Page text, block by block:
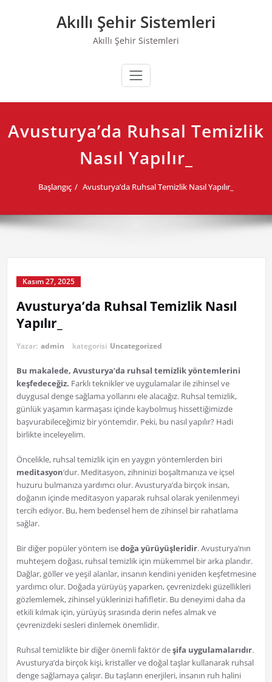
Akıllı Şehir Sistemleri
Akıllı Şehir Sistemleri
Avusturya’da Ruhsal Temizlik
Nasıl Yapılır_
Başlangıç Avusturya’da Ruhsal Temizlik Nasıl Yapılır_
Kasım 27, 2025
Avusturya’da Ruhsal Temizlik Nasıl
Yapılır_
Yazar: admin kategorisi Uncategorized
Bu makalede, Avusturya’da ruhsal temizlik yöntemlerini
keşfedeceğiz. Farklı teknikler ve uygulamalar ile zihinsel ve
duygusal denge sağlama yollarını ele alacağız. Ruhsal temizlik,
günlük yaşamın karmaşası içinde kaybolmuş hissettiğimizde
başvurabileceğimiz bir yöntemdir. Peki, bu nasıl yapılır? Hadi
birlikte inceleyelim.
Öncelikle, ruhsal temizlik için en yaygın yöntemlerden biri
meditasyon‘dur. Meditasyon, zihninizi boşaltmanıza ve içsel
huzuru bulmanıza yardımcı olur. Avusturya’da birçok insan,
doğanın içinde meditasyon yaparak ruhsal olarak yenilenmeyi
tercih ediyor. Bu, hem bedensel hem de zihinsel bir rahatlama
sağlar.
Bir diğer popüler yöntem isedoğa yürüyüşleridir. Avusturya’nın
muhteşem doğası, ruhsal temizlik için mükemmel bir arka plandır.
Dağlar, göller ve yeşil alanlar, insanın kendini yeniden keşfetmesine
yardımcı olur. Doğada yürüyüş yaparken, çevrenizdeki güzellikleri
gözlemlemek, zihinsel yüklerinizi hafifletir. Bu deneyimi daha da
etkili kılmak için, yürüyüş sırasında derin nefes almak ve
çevrenizdeki sesleri dinlemek önemlidir.
Ruhsal temizlikte bir diğer önemli faktör deşifa uygulamalarıdır.
Avusturya’da birçok kişi, kristaller ve doğal taşlar kullanarak ruhsal
denge sağlamaya çalışır. Bu taşların enerjileri, insanın ruh halini